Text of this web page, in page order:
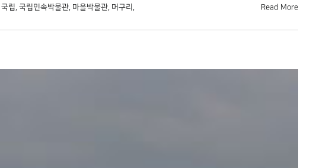
국립, 국립민속박물관, 마을박물관, 머구리 ,
Read More